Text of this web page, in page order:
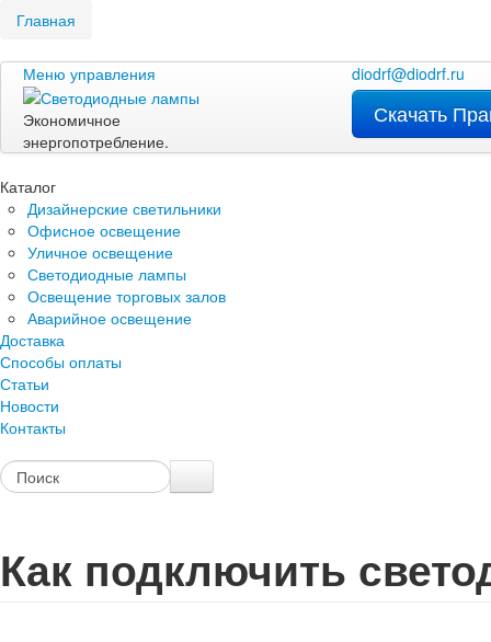
Главная
Меню управления
Экономичное
энергопотребление.
diodrf@diodrf.ru
Скачать
Каталог
Дизайнерские светильники
Офисное освещение
Уличное освещение
Светодиодные лампы
Освещение торговых залов
Аварийное освещение
Доставка
Способы оплаты
Статьи
Новости
Контакты
Как подключить